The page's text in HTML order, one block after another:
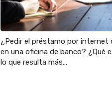
¿Pedir el préstamo por internet
en una oficina de banco? ¿Qué
lo que resulta más…